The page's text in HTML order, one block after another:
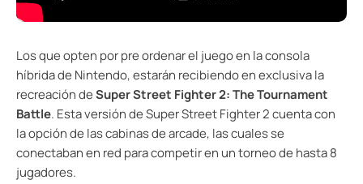
Los que opten por pre ordenar el juego en la consola
híbrida de Nintendo, estarán recibiendo en exclusiva la
recreación deSuper Street Fighter 2: The Tournament
Battle. Esta versión de Super Street Fighter 2 cuenta con
la opción de las cabinas de arcade, las cuales se
conectaban en red para competir en un torneo de hasta 8
jugadores.